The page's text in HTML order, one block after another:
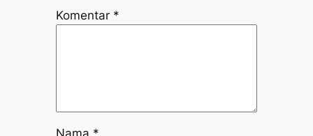
Komentar *
Nama *